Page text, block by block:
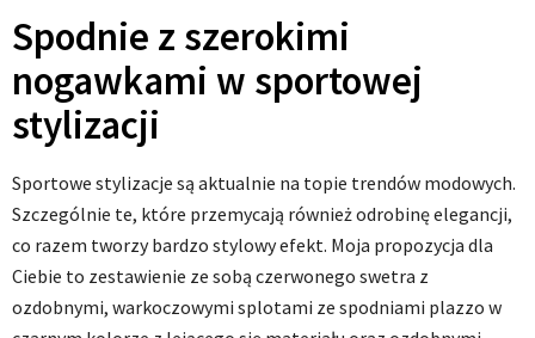
Spodnie z szerokimi
nogawkami w sportowej
stylizacji
Sportowe stylizacje są aktualnie na topie trendów modowych.
Szczególnie te, które przemycają również odrobinę elegancji,
co razem tworzy bardzo stylowy efekt. Moja propozycja dla
Ciebie to zestawienie ze sobą czerwonego swetra z
ozdobnymi, warkoczowymi splotami ze spodniami plazzo w